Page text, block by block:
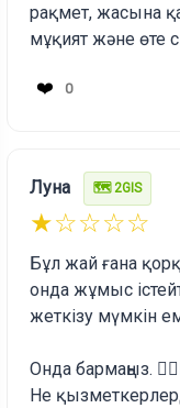
рақмет, жасына
мұқият және өте
❤️ 0
Луна 🗺️ 2GIS
★☆☆☆☆
Бұл жай ғана
онда жұмыс
жеткізу мүмкін
Онда бармаңыз.
Не